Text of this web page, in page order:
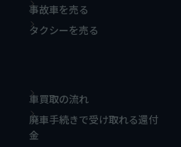
事故車を売る
タクシーを売る
車買取の流れ
廃車手続きで受け取れる還付
金